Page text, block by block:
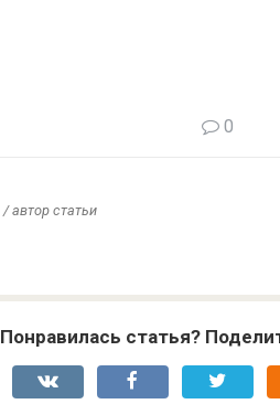
0
/ автор статьи
Понравилась статья?